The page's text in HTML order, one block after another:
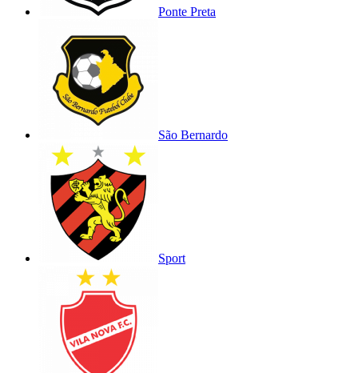
Ponte Preta
São Bernardo
Sport